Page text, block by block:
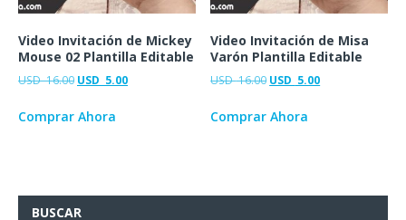
Video Invitación de Mickey
Mouse 02 Plantilla Editable
USD16.00 USD 5.00
Comprar Ahora
Video Invitación de Misa
Varón Plantilla Editable
USD16.00 USD 5.00
Comprar Ahora
BUSCAR